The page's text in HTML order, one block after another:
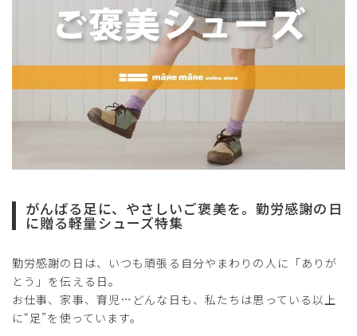
がんばる足に、やさしいご褒美を。勤労感謝の日
に贈る軽量シューズ特集
勤労感謝の日は、いつも頑張る自分やまわりの人に「ありが
とう」を伝える日。
お仕事、家事、育児…どんな日も、私たちは思っている以上
に“足”を使っています。
絞り込んで検索する